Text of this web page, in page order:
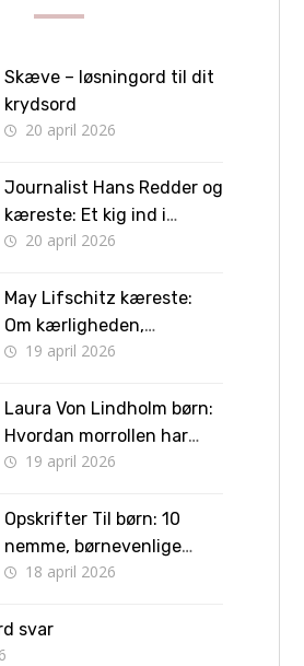
Skæve – løsningord til dit
krydsord
20 april 2026
Journalist Hans Redder og
kæreste: Et kig ind i
privatlivet bag skærmen
20 april 2026
May Lifschitz kæreste:
Om kærligheden,
forlovelsen og vejen til
19 april 2026
Laura Von Lindholm børn:
Hvordan morrollen har
formet hendes liv
19 april 2026
Opskrifter Til børn: 10
nemme, børnevenlige
retter børn kan lave selv
18 april 2026
svar